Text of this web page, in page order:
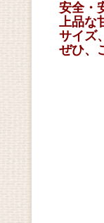
安全・
上品な
サイズ
ぜひ、